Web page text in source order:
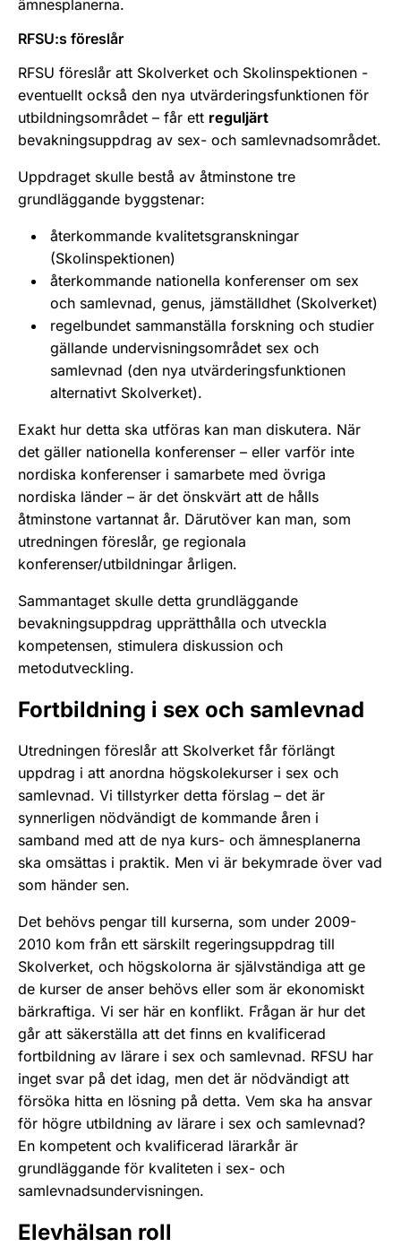
ämnesplanerna.
RFSU:s föreslår
RFSU föreslår att Skolverket och Skolinspektionen -
eventuellt också den nya utvärderingsfunktionen för
utbildningsområdet – får ett reguljärt
bevakningsuppdrag av sex- och samlevnadsområdet.
Uppdraget skulle bestå av åtminstone tre
grundläggande byggstenar:
återkommande kvalitetsgranskningar
(Skolinspektionen)
återkommande nationella konferenser om sex
och samlevnad, genus, jämställdhet (Skolverket)
regelbundet sammanställa forskning och studier
gällande undervisningsområdet sex och
samlevnad (den nya utvärderingsfunktionen
alternativt Skolverket).
Exakt hur detta ska utföras kan man diskutera. När
det gäller nationella konferenser – eller varför inte
nordiska konferenser i samarbete med övriga
nordiska länder – är det önskvärt att de hålls
åtminstone vartannat år. Därutöver kan man, som
utredningen föreslår, ge regionala
konferenser/utbildningar årligen.
Sammantaget skulle detta grundläggande
bevakningsuppdrag upprätthålla och utveckla
kompetensen, stimulera diskussion och
metodutveckling.
Fortbildning i sex och samlevnad
Utredningen föreslår att Skolverket får förlängt
uppdrag i att anordna högskolekurser i sex och
samlevnad. Vi tillstyrker detta förslag – det är
synnerligen nödvändigt de kommande åren i
samband med att de nya kurs- och ämnesplanerna
ska omsättas i praktik. Men vi är bekymrade över vad
som händer sen.
Det behövs pengar till kurserna, som under 2009-
2010 kom från ett särskilt regeringsuppdrag till
Skolverket, och högskolorna är självständiga att ge
de kurser de anser behövs eller som är ekonomiskt
bärkraftiga. Vi ser här en konflikt. Frågan är hur det
går att säkerställa att det finns en kvalificerad
fortbildning av lärare i sex och samlevnad. RFSU har
inget svar på det idag, men det är nödvändigt att
försöka hitta en lösning på detta. Vem ska ha ansvar
för högre utbildning av lärare i sex och samlevnad?
En kompetent och kvalificerad lärarkår är
grundläggande för kvaliteten i sex- och
samlevnadsundervisningen.
Elevhälsan roll